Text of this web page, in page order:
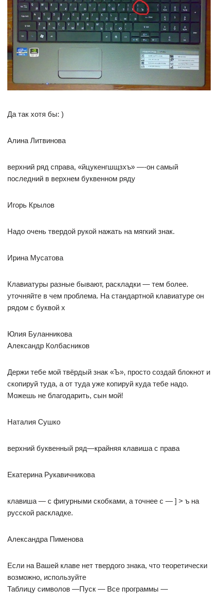
Да так хотя бы: )
Алина Литвинова
верхний ряд справа, «йцукенгшщзхъ» —-он самый
последний в верхнем буквенном ряду
Игорь Крылов
Надо очень твердой рукой нажать на мягкий знак.
Ирина Мусатова
Клавиатуры разные бывают, раскладки — тем более.
уточняйте в чем проблема. На стандартной клавиатуре он
рядом с буквой х
Юлия Буланникова
Александр Колбасников
Держи тебе мой твёрдый знак «Ъ», просто создай блокнот и
скопируй туда, а от туда уже копируй куда тебе надо.
Можешь не благодарить, сын мой!
Наталия Сушко
верхний буквенный ряд—крайняя клавиша с права
Екатерина Рукавичникова
клавиша — с фигурными скобками, а точнее с — ] > ъ на
русской раскладке.
Александра Пименова
Если на Вашей клаве нет твердого знака, что теоретически
возможно, используйте
Таблицу символов —Пуск — Все программы —